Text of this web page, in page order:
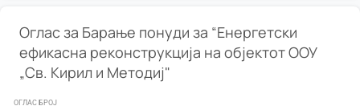
Оглас за Барање понуди за “Енергетски
ефикасна реконструкција на објектот ООУ
„Св. Кирил и Методиј"
ОГЛАС БРОЈ